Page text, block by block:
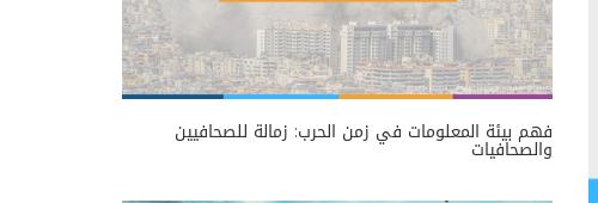
فهم بيئة المعلومات في زمن الحرب: زمالة للصحافيين
والصحافيات